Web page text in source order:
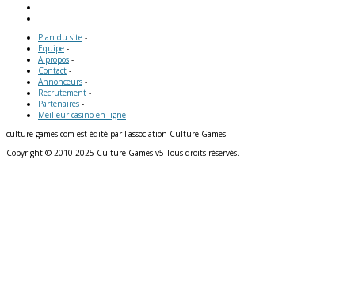
Plan du site -
Equipe -
A propos -
Contact -
Annonceurs -
Recrutement -
Partenaires -
Meilleur casino en ligne
culture-games.com est édité par l'association Culture Games
Copyright © 2010-2025 Culture Games v5 Tous droits réservés.